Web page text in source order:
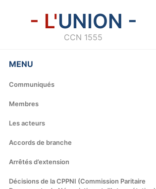
- L'UNION -
CCN 1555
MENU
Communiqués
Membres
Les acteurs
Accords de branche
Arrêtés d’extension
Décisions de la CPPNI (Commission Paritaire